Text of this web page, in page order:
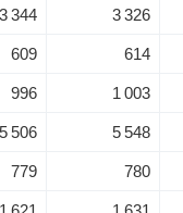
3 344 3 326
609 614
996 1 003
5 506 5 548
779 780